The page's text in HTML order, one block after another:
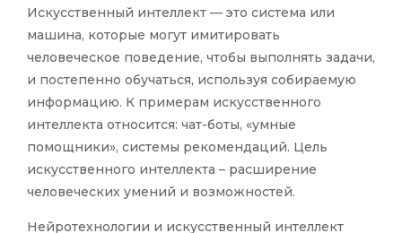
Искусственный интеллект — это система или
машина, которые могут имитировать
человеческое поведение, чтобы выполнять задачи,
и постепенно обучаться, используя собираемую
информацию. К примерам искусственного
интеллекта относится: чат-боты, «умные
помощники», системы рекомендаций. Цель
искусственного интеллекта – расширение
человеческих умений и возможностей.
Нейротехнологии и искусственный интеллект